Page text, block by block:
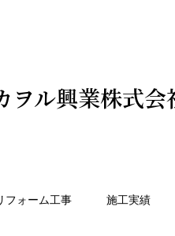
ヲル興業株式会
フォーム工事 施工実績